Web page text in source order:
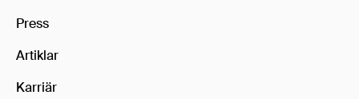
Press
Artiklar
Karriär